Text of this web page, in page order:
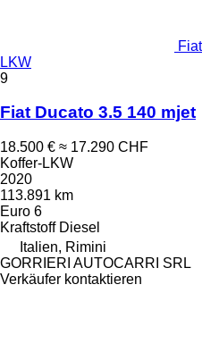
LKW
9
Fiat Ducato 3.5 140 mjet
18.500 € ≈ 17.290 CHF
Koffer-LKW
2020
113.891 km
Euro 6
Kraftstoff Diesel
Italien, Rimini
GORRIERI AUTOCARRI SRL
Verkäufer kontaktieren